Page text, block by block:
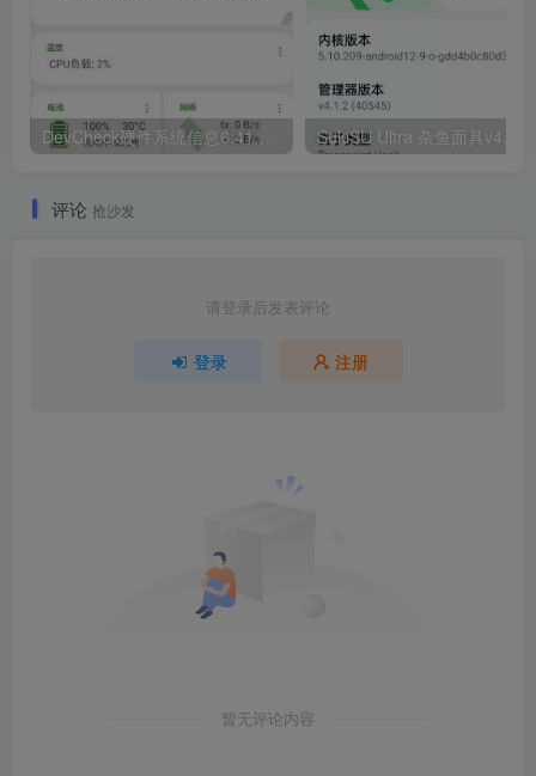
DevCheck硬件系统信息6.41专业版
评论 抢沙发
请登录后发表评论
登录 注册
暂无评论内容